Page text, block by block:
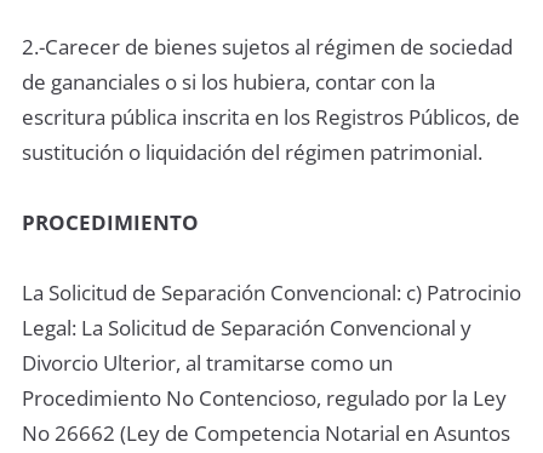
2.-Carecer de bienes sujetos al régimen de sociedad
de gananciales o si los hubiera, contar con la
escritura pública inscrita en los Registros Públicos, de
sustitución o liquidación del régimen patrimonial.
PROCEDIMIENTO
La Solicitud de Separación Convencional: c) Patrocinio
Legal: La Solicitud de Separación Convencional y
Divorcio Ulterior, al tramitarse como un
Procedimiento No Contencioso, regulado por la Ley
No 26662 (Ley de Competencia Notarial en Asuntos